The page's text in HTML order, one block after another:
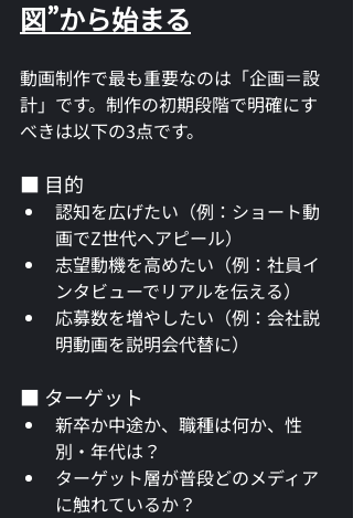
図”から始まる
動画制作で最も重要なのは「企画＝設
計」です。制作の初期段階で明確にす
べきは以下の3点です。
■ 目的
認知を広げたい（例：ショート動
画でZ世代へアピール）
志望動機を高めたい（例：社員イ
ンタビューでリアルを伝える）
応募数を増やしたい（例：会社説
明動画を説明会代替に）
■ ターゲット
新卒か中途か、職種は何か、性
別・年代は？
ターゲット層が普段どのメディア
に触れているか？